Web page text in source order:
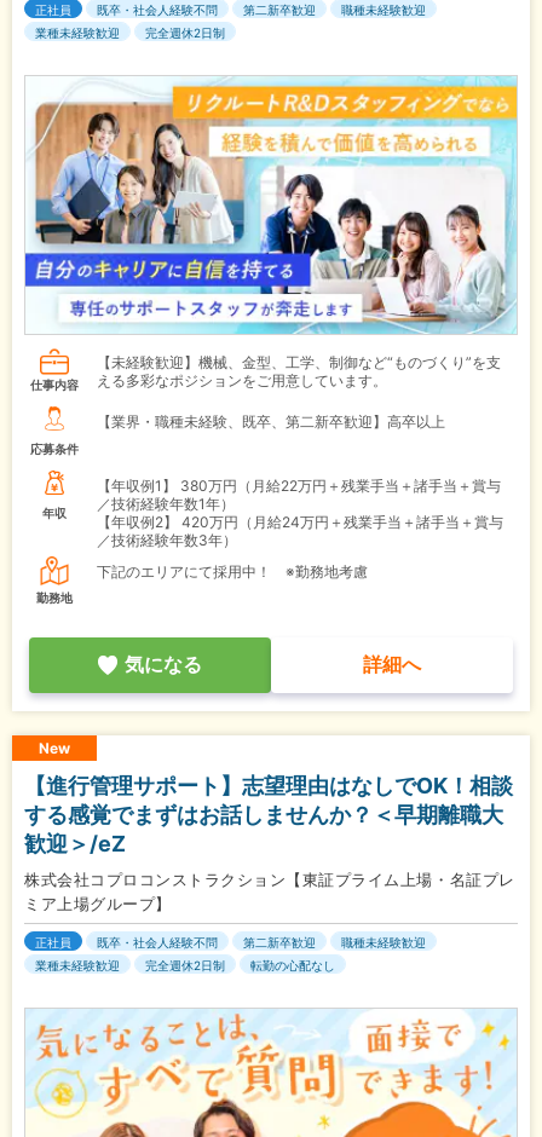
正社員 既卒・社会人経験不問 第二新卒歓迎
職種未経験歓迎
業種未経験歓迎
完全週休2日制
仕事内容
【未経験歓迎】機械、金型、工学、制御など“ものづくり”を支
える多彩なポジションをご用意しています。
応募条件
【業界・職種未経験、既卒、第二新卒歓迎】高卒以上
年収
【年収例1】
380万円（月給22万円＋残業手当＋諸手当＋賞与
／技術経験年数1年）
【年収例2】
420万円（月給24万円＋残業手当＋諸手当＋賞与
／技術経験年数3年）
勤務地
下記のエリアにて採用中！ ※勤務地考慮
気になる 詳細へ
New
【進行管理サポート】志望理由はなしでOK！相談
する感覚でまずはお話しませんか？＜早期離職大
歓迎＞/eZ
株式会社コプロコンストラクション【東証プライム上場・名証プレ
ミア上場グループ】
正社員 既卒・社会人経験不問 第二新卒歓迎
職種未経験歓迎
業種未経験歓迎
完全週休2日制 転勤の心配なし